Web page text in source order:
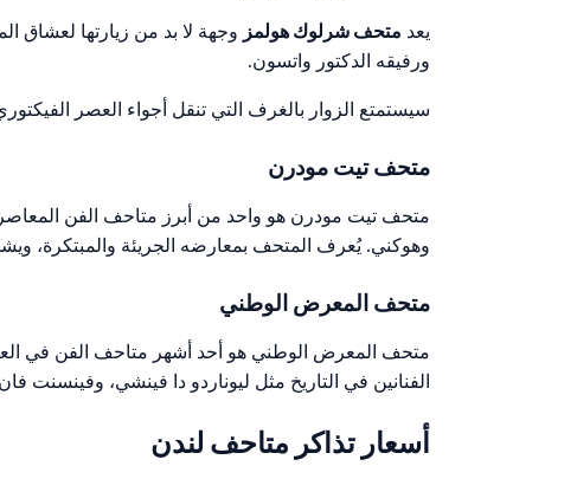
يعد متحف شرلوك هولمز وجهة لا بد من زيارتها لعشاق
ورفيقه الدكتور واتسون.
سيستمتع الزوار بالغرف التي تنقل أجواء العصر
متحف تيت مودرن
متحف تيت مودرن هو واحد من أبرز متاحف الفن المعاصر
وهوكني. يُعرف المتحف بمعارضه الجريئة والمبتكرة،
متحف المعرض الوطني
الفنانين في التاريخ مثل ليوناردو دا فينشي، وفينسنت
أسعار تذاكر متاحف لندن